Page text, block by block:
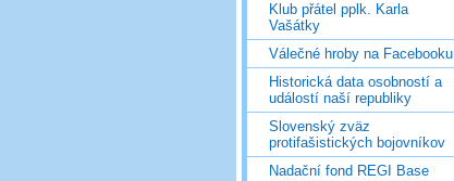
Klub přátel pplk. Karla
Vašátky
Válečné hroby na Facebooku
Historická data osobností a
událostí naší republiky
Slovenský zväz
protifašistických bojovníkov
Nadační fond REGI Base